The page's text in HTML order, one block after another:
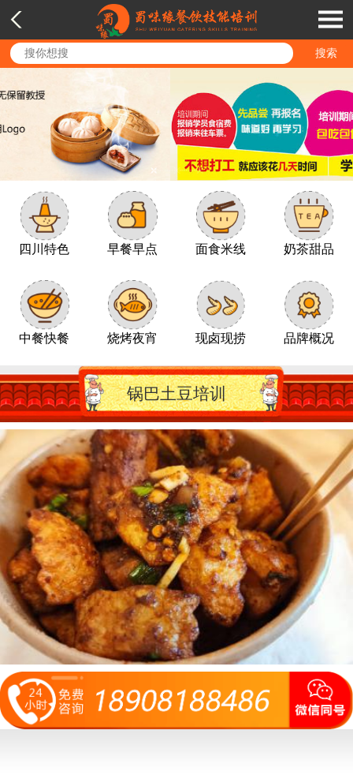
四川特色 早餐早点 面食米线 奶茶甜品
中餐快餐 烧烤夜宵 现卤现捞 品牌概况
锅巴土豆培训